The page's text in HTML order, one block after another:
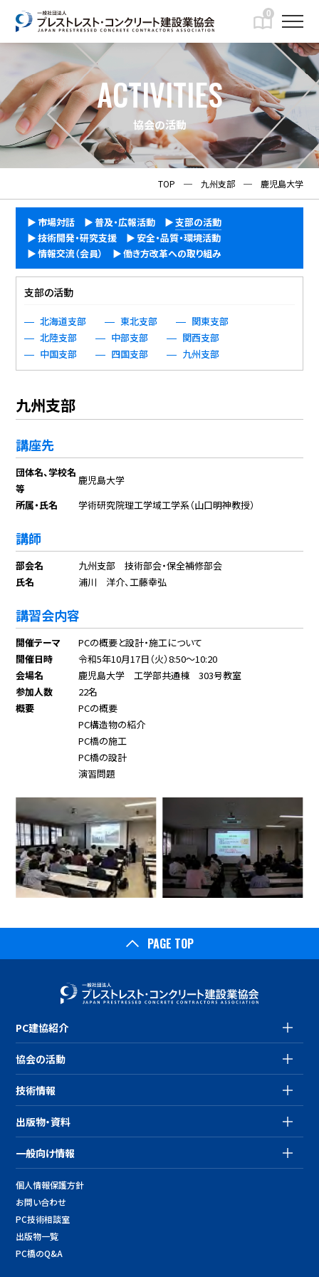
0
ACTIVITIES
協会の活動
TOP ─ 九州支部 ─ 鹿児島大学
市場対話 普及・広報活動
支部の活動
技術開発・研究支援
安全・品質・環境活動
情報交流（会員）
働き方改革への取り組み
支部の活動
北海道支部 東北支部
関東支部
北陸支部
中部支部
関西支部
中国支部
四国支部 九州支部
九州支部
講座先
団体名、学校名
等
鹿児島大学
所属・氏名
学術研究院理工学域工学系（山口明神教授）
講師
部会名
九州支部 技術部会・保全補修部会
氏名
浦川 洋介、工藤幸弘
講習会内容
開催テーマ
PCの概要と設計・施工について
開催日時
令和5年10月17日（火）8:50～10:20
会場名
鹿児島大学 工学部共通棟 303号教室
参加人数
22名
概要
PCの概要
PC構造物の紹介
PC橋の施工
PC橋の設計
演習問題
PAGE TOP
PC建協紹介
協会の活動
技術情報
出版物・資料
一般向け情報
個人情報保護方針
お問い合わせ
PC技術相談室
出版物一覧
PC橋のQ&A